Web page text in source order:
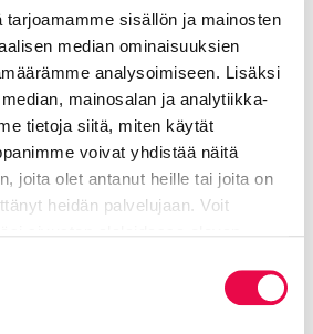
tarjoamamme sisällön ja mainosten
median ominaisuuksien
analysoimiseen. Lisäksi
mainosalan ja analytiikka-
tietoja siitä, miten käytät
voivat yhdistää näitä
joita olet antanut heille tai joita on
heidän palvelujaan. Voit
X:ssä
Jaa WhasAppissa
Tiedotteet
Palkinnot,